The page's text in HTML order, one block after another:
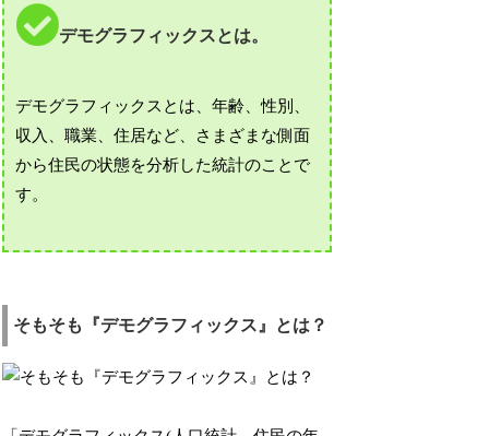
デモグラフィックスとは。
デモグラフィックスとは、年齢、性別、
収入、職業、住居など、さまざまな側面
から住民の状態を分析した統計のことで
す。
そもそも『デモグラフィックス』とは？